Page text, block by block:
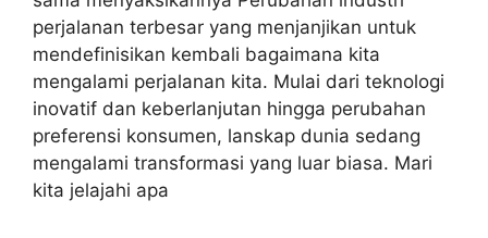
perjalanan terbesar yang menjanjikan untuk
mendefinisikan kembali bagaimana kita
mengalami perjalanan kita. Mulai dari teknologi
inovatif dan keberlanjutan hingga perubahan
preferensi konsumen, lanskap dunia sedang
mengalami transformasi yang luar biasa. Mari
kita jelajahi apa